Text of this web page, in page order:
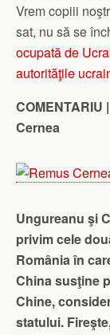
Vrem copiii
sat, nu să se
ocupată de
autorităţile
Cernea
Ungureanu şi
privim cele
România în
China susţine
Chine,
statului.